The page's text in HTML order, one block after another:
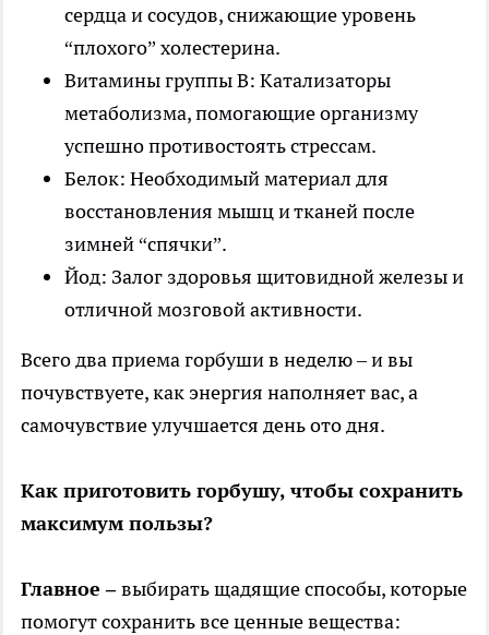
сердца и сосудов, снижающие уровень
“плохого” холестерина.
Витамины группы B: Катализаторы
метаболизма, помогающие организму
успешно противостоять стрессам.
Белок: Необходимый материал для
восстановления мышц и тканей после
зимней “спячки”.
Йод: Залог здоровья щитовидной железы и
отличной мозговой активности.
Всего два приема горбуши в неделю – и вы
почувствуете, как энергия наполняет вас, а
самочувствие улучшается день ото дня.
Как приготовить горбушу, чтобы сохранить
максимум пользы?
Главное –выбирать щадящие способы, которые
помогут сохранить все ценные вещества: